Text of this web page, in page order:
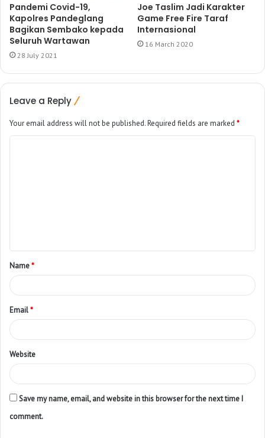
Pandemi Covid-19,
Kapolres Pandeglang
Bagikan Sembako kepada
Seluruh Wartawan
28 July 2021
Joe Taslim Jadi Karakter
Game Free Fire Taraf
Internasional
16 March 2020
Leave a Reply
Your email address will not be published.Required fields are marked *
Name*
Email*
Website
Save my name, email, and website in this browser for the next time I
comment.